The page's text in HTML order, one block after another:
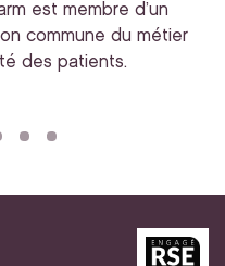
est membre d’un
commune du métier
des patients.